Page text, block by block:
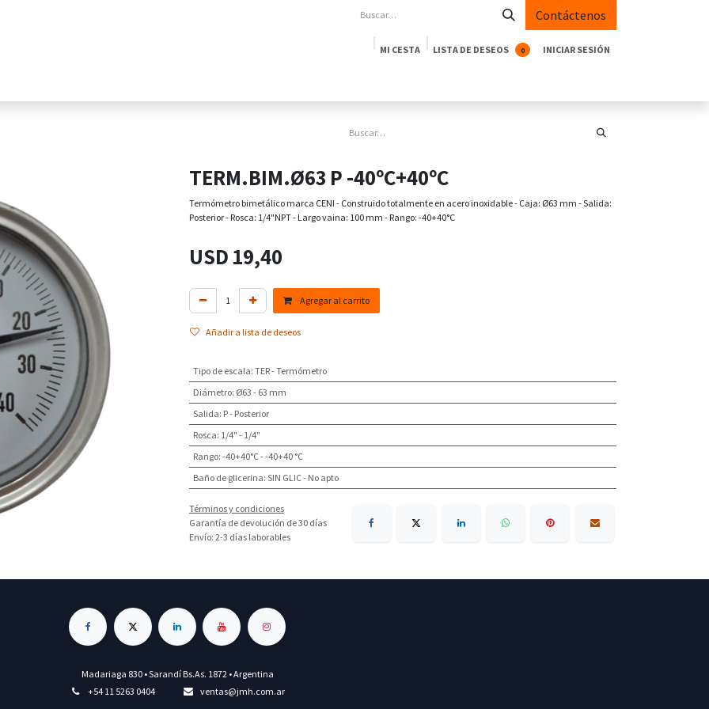
Contáctenos
MI CESTA 0
LISTA DE DESEOS INICIAR SESIÓN
TERM.BIM.Ø63 P -40ºC+40ºC
Termómetro bimetálico marca CENI - Construido totalmente en acero inoxidable - Caja: Ø63 mm - Salida:
Posterior - Rosca: 1/4"NPT - Largo vaina: 100 mm - Rango: -40+40°C
USD19,40
Agregar al carrito
Añadir a lista de deseos
Tipo de escala: TER - Termómetro
Diámetro: Ø63 - 63 mm
Salida: P - Posterior
Rosca: 1/4" - 1/4"
Rango: -40+40°C - -40+40 °C
Baño de glicerina: SIN GLIC - No apto
Términos y condiciones
Garantía de devolución de 30 días
Envío: 2-3 días laborables
Madariaga 830 • Sarandí Bs.As. 1872 • Argentina
+54 11 5263 0404
ventas@jmh.com.ar